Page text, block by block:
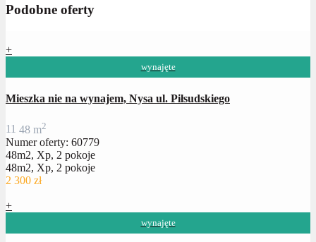
Podobne oferty
+
wynajęte
Mieszka nie na wynajem, Nysa ul. Piłsudskiego
11 48 m2
Numer oferty: 60779
48m2, Xp, 2 pokoje
48m2, Xp, 2 pokoje
2 300 zł
+
wynajęte